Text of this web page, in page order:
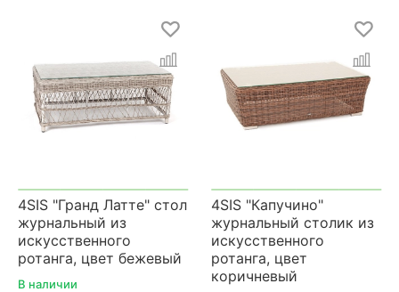
4SIS "Гранд Латте" стол
журнальный из
искусственного
ротанга, цвет бежевый
В наличии
4SIS "Капучино"
журнальный столик из
искусственного
ротанга, цвет
коричневый